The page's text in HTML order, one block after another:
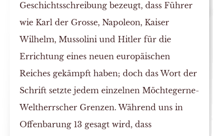
Geschichtsschreibung bezeugt, dass Führer
wie Karl der Grosse, Napoleon, Kaiser
Wilhelm, Mussolini und Hitler für die
Errichtung eines neuen europäischen
Reiches gekämpft haben; doch das Wort der
Schrift setzte jedem einzelnen Möchtegerne-
Weltherrscher Grenzen. Während uns in
Offenbarung 13 gesagt wird, dass